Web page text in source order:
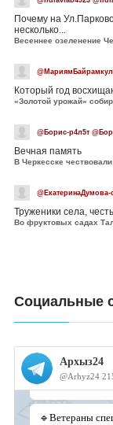
Почему на
несколько...
Весеннее озеленение
Который год
«Золотой урожай»
@Борис-р4л5т
Вечная память
@ЕкатеринаДумова-
Труженики села,
Во фруктовых садах
Социальные